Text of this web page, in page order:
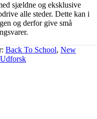
sjældne og eksklusive
alle steder. Dette kan i
og derfor give små
Back To School, New
Udforsk